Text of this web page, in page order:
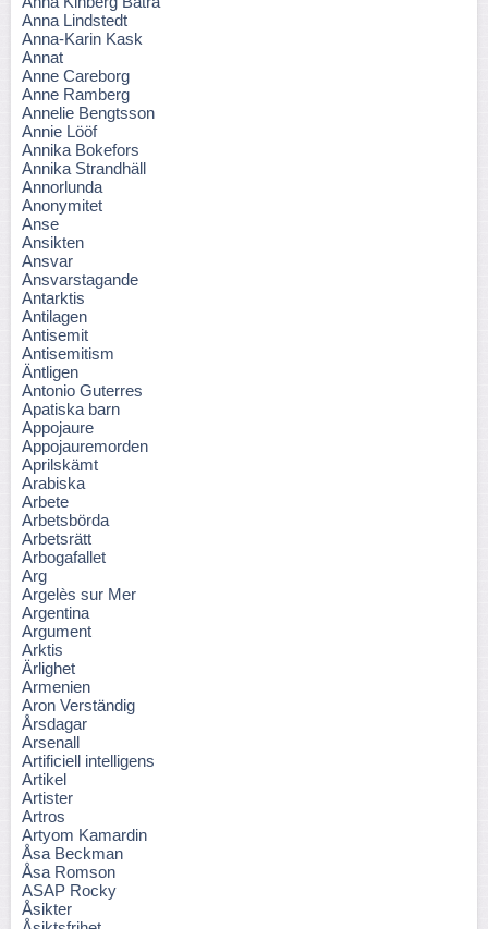
Anna Lindstedt
Anna-Karin Kask
Annat
Anne Careborg
Anne Ramberg
Annelie Bengtsson
Annie Lööf
Annika Bokefors
Annika Strandhäll
Annorlunda
Anonymitet
Anse
Ansikten
Ansvar
Ansvarstagande
Antarktis
Antilagen
Antisemit
Antisemitism
Äntligen
Antonio Guterres
Apatiska barn
Appojaure
Appojauremorden
Aprilskämt
Arabiska
Arbete
Arbetsbörda
Arbetsrätt
Arbogafallet
Arg
Argelès sur Mer
Argentina
Argument
Arktis
Ärlighet
Armenien
Aron Verständig
Årsdagar
Arsenall
Artificiell intelligens
Artikel
Artister
Artros
Artyom Kamardin
Åsa Beckman
Åsa Romson
ASAP Rocky
Åsikter